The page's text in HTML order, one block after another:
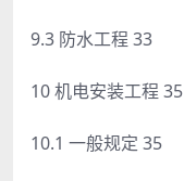
9.3 防水工程 33
10 机电安装工程 35
10.1 一般规定 35